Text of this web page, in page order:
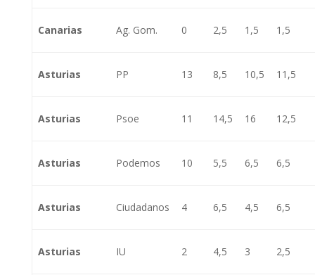
Canarias Ag. Gom. 0 2,5 1,5 1,5
Asturias PP 13 8,5 10,5 11,5
Asturias Psoe 11 14,5 16 12,5
Asturias Podemos 10 5,5 6,5 6,5
Asturias Ciudadanos 4 6,5 4,5 6,5
Asturias IU 2 4,5 3 2,5